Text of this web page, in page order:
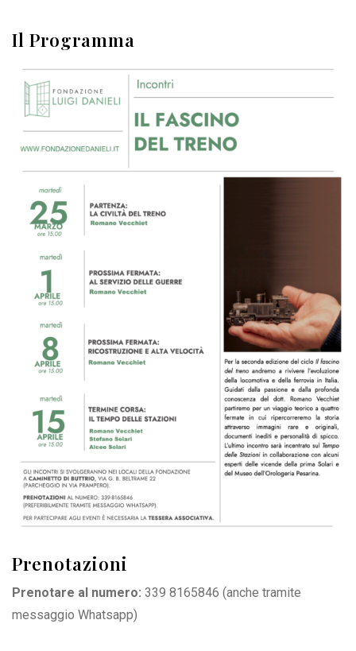
Il Programma
Prenotazioni
Prenotare al numero: 339 8165846 (anche tramite
messaggio Whatsapp)